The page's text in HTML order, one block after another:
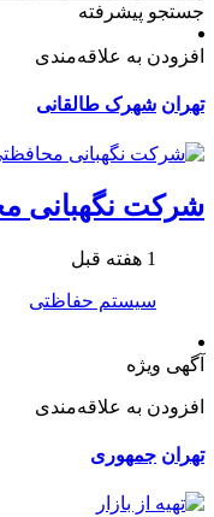
جستجو پیشرفته
افزودن به علاقه‌مندی
تهران شهرک طالقانی
شرکت نگهبانی
1 هفته قبل
سیستم حفاظتی
آگهی ویژه
افزودن به علاقه‌مندی
تهران جمهوری